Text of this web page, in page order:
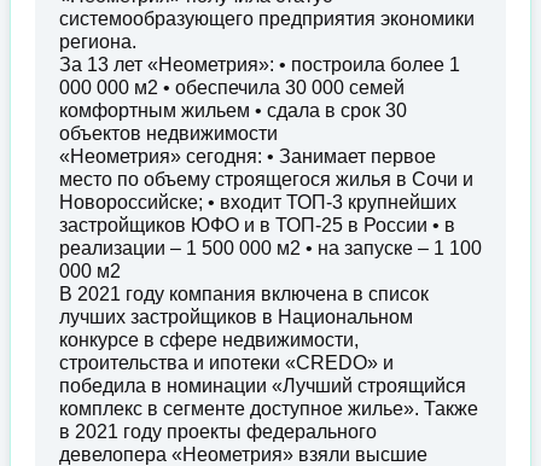
системообразующего предприятия экономики
региона.
За 13 лет «Неометрия»: • построила более 1
000 000 м2 • обеспечила 30 000 семей
комфортным жильем • сдала в срок 30
объектов недвижимости
«Неометрия» сегодня: • Занимает первое
место по объему строящегося жилья в Сочи и
Новороссийске; • входит ТОП-3 крупнейших
застройщиков ЮФО и в ТОП-25 в России • в
реализации – 1 500 000 м2 • на запуске – 1 100
000 м2
В 2021 году компания включена в список
лучших застройщиков в Национальном
конкурсе в сфере недвижимости,
строительства и ипотеки «CREDO» и
победила в номинации «Лучший строящийся
комплекс в сегменте доступное жилье». Также
в 2021 году проекты федерального
девелопера «Неометрия» взяли высшие